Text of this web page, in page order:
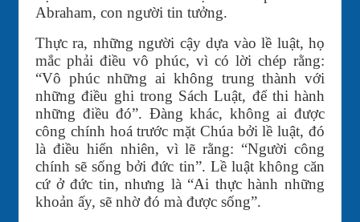
Abraham, con người tin tưởng.
Thực ra, những người cậy dựa vào lề luật, họ
mắc phải điều vô phúc, vì có lời chép rằng:
“Vô phúc những ai không trung thành với
những điều ghi trong Sách Luật, để thi hành
những điều đó”. Ðàng khác, không ai được
công chính hoá trước mặt Chúa bởi lề luật, đó
là điều hiển nhiên, vì lẽ rằng: “Người công
chính sẽ sống bởi đức tin”. Lề luật không căn
cứ ở đức tin, nhưng là “Ai thực hành những
khoản ấy, sẽ nhờ đó mà được sống”.